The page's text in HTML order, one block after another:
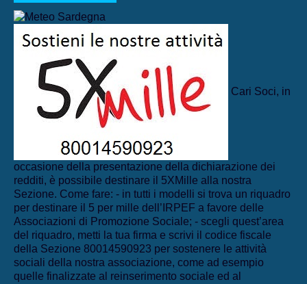
Cari Soci, in
occasione della presentazione della dichiarazione dei
redditi, è possibile destinare il 5XMille alla nostra
Sezione. Come fare: - in tutti i modelli si trova un riquadro
per destinare il 5 per mille dell’IRPEF a favore delle
Associazioni di Promozione Sociale; - scegli quest’area
del riquadro, metti la tua firma e scrivi il codice fiscale
della Sezione 80014590923 per sostenere le attività
sociali della nostra associazione, come ad esempio
quelle finalizzate al reinserimento sociale ed al